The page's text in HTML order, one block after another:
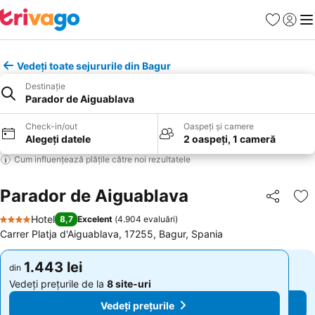
Favorite
Vedeți toate sejururile din Bagur
Destinație
Parador de Aiguablava
Check-in/out
Alegeți datele
Oaspeți și camere
2 oaspeți, 1 cameră
Cum influențează plățile către noi rezultatele
Parador de Aiguablava Distribuiți
4 Stele
Hotel 8,7 Excelent (4.904 evaluări)
Carrer Platja d'Aiguablava, 17255, Bagur, Spania
din 1.443 lei
Vedeți prețurile de la 8 site-uri
Vedeți prețurile
din 1.443 lei
Vedeți prețurile de la 8 site-uri
Vedeți prețurile